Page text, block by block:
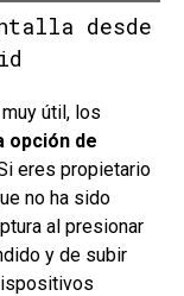
desde
útil, los
opción de
eres propietario
no ha sido
al presionar
y de subir